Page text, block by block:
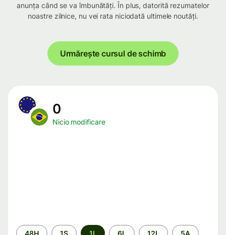
anunța când se va îmbunătăți. În plus, datorită rezumatelor
noastre zilnice, nu vei rata niciodată ultimele noutăți.
Urmărește cursul de schimb
0
Nicio modificare
Perioada
48H 1S 1L 6L 12L 5A